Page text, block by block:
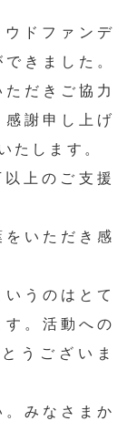
ドファンデ
きました。
だきご協力
謝申し上げ
たします。
上のご支援
いただき感
うのはとて
す。活動への
うございま
みなさまか